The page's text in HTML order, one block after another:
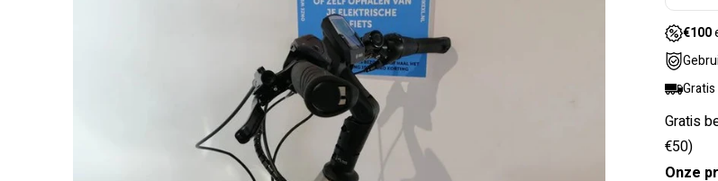
€100
Gratis
€50)
Onze